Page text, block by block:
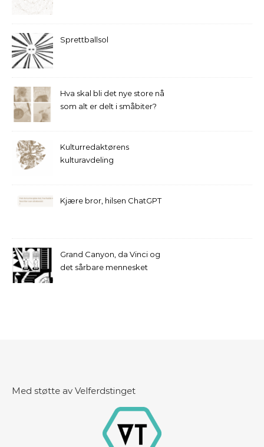
Sprettballsol
Hva skal bli det nye store nå
som alt er delt i småbiter?
Kulturredaktørens
kulturavdeling
Kjære bror, hilsen ChatGPT
Grand Canyon, da Vinci og
det sårbare mennesket
Med støtte av Velferdstinget